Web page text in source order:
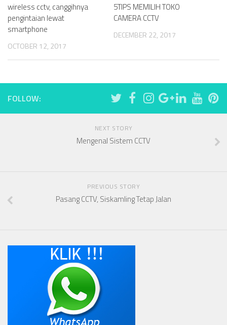
wireless cctv, canggihnya
pengintaian lewat
smartphone
OCTOBER 12, 2017
5TIPS MEMILIH TOKO
CAMERA CCTV
DECEMBER 22, 2017
FOLLOW:
NEXT STORY
Mengenal Sistem CCTV
PREVIOUS STORY
Pasang CCTV, Siskamling Tetap Jalan